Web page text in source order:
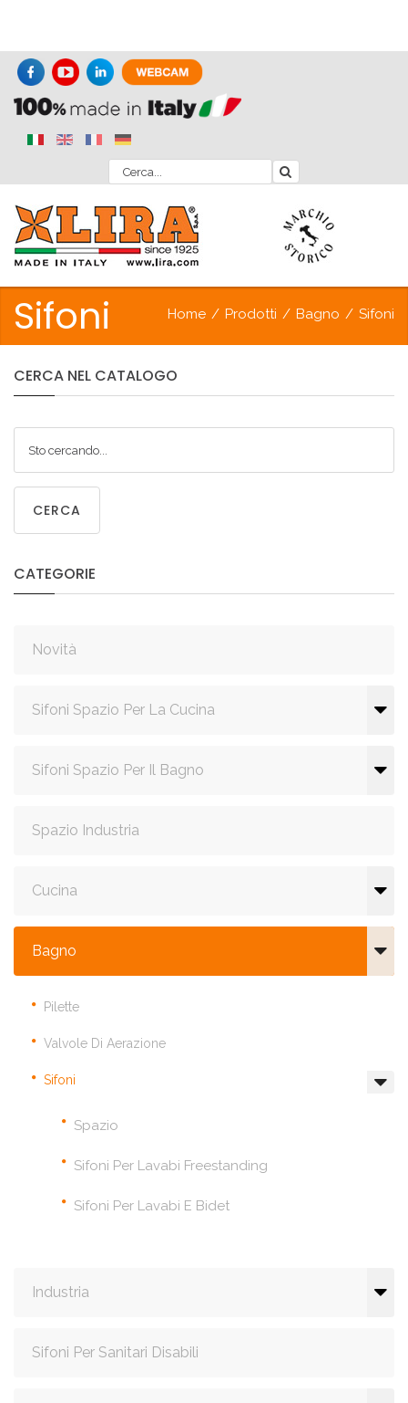
Sifoni Home / Prodotti / Bagno / Sifoni
CERCA NEL CATALOGO
CERCA
CATEGORIE
Novità
Sifoni Spazio Per La Cucina
Sifoni Spazio Per Il Bagno
Spazio Industria
Cucina
Bagno
Pilette
Valvole Di Aerazione
Sifoni
Spazio
Sifoni Per Lavabi Freestanding
Sifoni Per Lavabi E Bidet
Industria
Sifoni Per Sanitari Disabili